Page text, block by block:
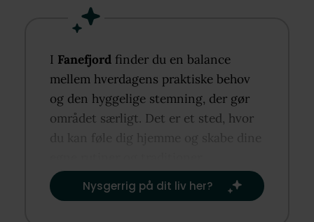
I Fanefjord finder du en balance
mellem hverdagens praktiske behov
og den hyggelige stemning, der gør
området særligt. Det er et sted, hvor
du kan føle dig hjemme og skabe dine
Nysgerrig på dit liv her?​